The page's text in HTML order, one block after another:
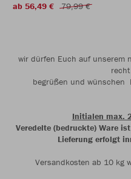
ab 56,49 €
79,99 €
wir dürfen Euch auf unserem
begrüßen und wünschen
Initialen max.
Veredelte (bedruckte) Ware
Lieferung erfolgt
Versandkosten ab 10 kg